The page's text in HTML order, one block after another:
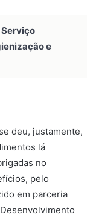
e
deu, justamente,
lá
no
pelo
em parceria